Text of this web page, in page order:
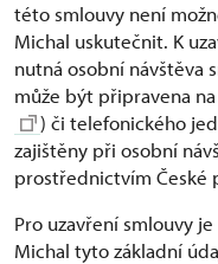
této smlouvy není
Michal uskutečnit. K
nutná osobní návštěva
může být připravena
) či telefonického
zajištěny při osobní
prostřednictvím České
Pro uzavření smlouvy
Michal tyto základní